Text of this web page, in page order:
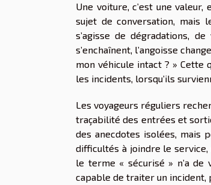
Une voiture, c’est une
sujet de conversation, mais
s’agisse de dégradations,
s’enchaînent, l’angoisse
mon véhicule intact ? » Cette
les incidents, lorsqu’ils
Les voyageurs réguliers
traçabilité des entrées et
des anecdotes isolées, mais
difficultés à joindre le
le terme « sécurisé » n’a de
capable de traiter un incident,